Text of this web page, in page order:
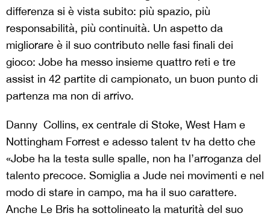
differenza si è vista subito: più spazio, più
responsabilità, più continuità. Un aspetto da
migliorare è il suo contributo nelle fasi finali dei
gioco: Jobe ha messo insieme quattro reti e tre
assist in 42 partite di campionato, un buon punto di
partenza ma non di arrivo.
Danny Collins, ex centrale di Stoke, West Ham e
Nottingham Forrest e adesso talent tv ha detto che
«Jobe ha la testa sulle spalle, non ha l’arroganza del
talento precoce. Somiglia a Jude nei movimenti e nel
modo di stare in campo, ma ha il suo carattere.
Anche Le Bris ha sottolineato la maturità del suo